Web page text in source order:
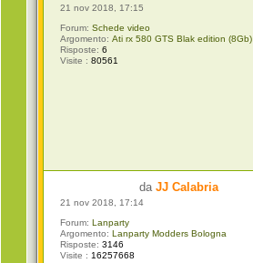
21 nov 2018, 17:15
Forum: Schede video
Argomento: Ati rx 580 GTS Blak edition (8Gb)
Risposte: 6
Visite : 80561
daJJ Calabria
21 nov 2018, 17:14
Forum: Lanparty
Argomento: Lanparty Modders Bologna
Risposte: 3146
Visite : 16257668